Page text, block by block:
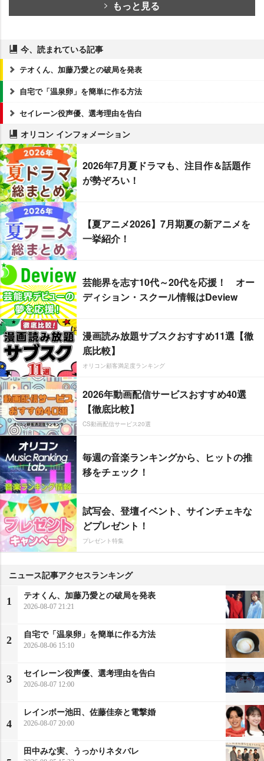
もっと見る
今、読まれている記事
テオくん、加藤乃愛との破局を発表
自宅で「温泉卵」を簡単に作る方法
セイレーン役声優、選考理由を告白
オリコン インフォメーション
2026年7月夏ドラマも、注目作＆話題作
が勢ぞろい！
【夏アニメ2026】7月期夏の新アニメを
一挙紹介！
芸能界を志す10代～20代を応援！ オー
ディション・スクール情報はDeview
漫画読み放題サブスクおすすめ11選【徹
底比較】
オリコン顧客満足度ランキング
2026年動画配信サービスおすすめ40選
【徹底比較】
CS動画配信サービス20選
毎週の音楽ランキングから、ヒットの推
移をチェック！
試写会、登壇イベント、サインチェキな
どプレゼント！
プレゼント特集
ニュース記事アクセスランキング
1
テオくん、加藤乃愛との破局を発表
2026-08-07 21:21
2
自宅で「温泉卵」を簡単に作る方法
2026-08-06 15:10
3
セイレーン役声優、選考理由を告白
2026-08-07 12:00
4
レインボー池田、佐藤佳奈と電撃婚
2026-08-07 20:00
田中みな実、うっかりネタバレ